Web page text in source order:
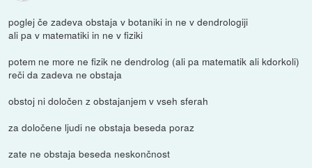
poglej če zadeva obstaja v botaniki in ne v dendrologiji
ali pa v matematiki in ne v fiziki
potem ne more ne fizik ne dendrolog (ali pa matematik ali kdorkoli)
reči da zadeva ne obstaja
obstoj ni določen z obstajanjem v vseh sferah
za določene ljudi ne obstaja beseda poraz
zate ne obstaja beseda neskončnost